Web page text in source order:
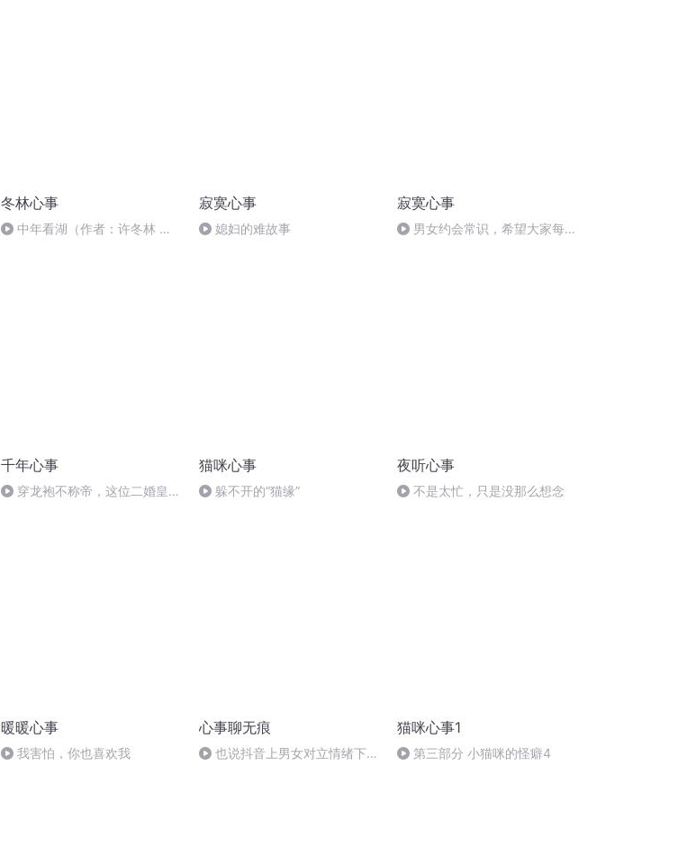
冬林心事
中年看湖（作者：许冬林 诵
寂寞心事
媳妇的难故事
寂寞心事
男女约会常识，希望大家每一
千年心事
穿龙袍不称帝，这位二婚皇
猫咪心事
躲不开的“猫缘”
夜听心事
不是太忙，只是没那么想念
暖暖心事
我害怕，你也喜欢我
心事聊无痕
也说抖音上男女对立情绪下的
猫咪心事1
第三部分 小猫咪的怪癖4